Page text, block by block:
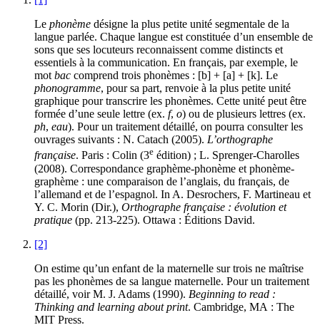
Le phonème désigne la plus petite unité segmentale de la
langue parlée. Chaque langue est constituée d’un ensemble de
sons que ses locuteurs reconnaissent comme distincts et
essentiels à la communication. En français, par exemple, le
motbac comprend trois phonèmes : [b] + [a] + [k]. Le
phonogramme, pour sa part, renvoie à la plus petite unité
graphique pour transcrire les phonèmes. Cette unité peut être
formée d’une seule lettre (ex. f, o) ou de plusieurs lettres (ex.
ph, eau). Pour un traitement détaillé, on pourra consulter les
ouvrages suivants : N. Catach (2005). L’orthographe
française. Paris : Colin (3e édition) ; L. Sprenger-Charolles
(2008). Correspondance graphème-phonème et phonème-
graphème : une comparaison de l’anglais, du français, de
l’allemand et de l’espagnol. In A. Desrochers, F. Martineau et
Y. C. Morin (Dir.), Orthographe française : évolution et
pratique (pp. 213-225). Ottawa : Éditions David.
[2]
On estime qu’un enfant de la maternelle sur trois ne maîtrise
pas les phonèmes de sa langue maternelle. Pour un traitement
détaillé, voir M. J. Adams (1990). Beginning to read :
Thinking and learning about print. Cambridge, MA : The
MIT Press.